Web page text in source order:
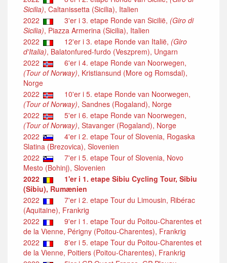
Sicilia), Caltanissetta (Sicilia), Italien
2022
3'er i 3. etape Ronde van Sicilië, (Giro di
Sicilia), Piazza Armerina (Sicilia), Italien
2022
12'er i 3. etape Ronde van Italië, (Giro
d'Italia), Balatonfured-furdo (Veszprem), Ungarn
2022
6'er i 4. etape Ronde van Noorwegen,
(Tour of Norway), Kristiansund (More og Romsdal),
Norge
2022
10'er i 5. etape Ronde van Noorwegen,
(Tour of Norway), Sandnes (Rogaland), Norge
2022
5'er i 6. etape Ronde van Noorwegen,
(Tour of Norway), Stavanger (Rogaland), Norge
2022
4'er i 2. etape Tour of Slovenia, Rogaska
Slatina (Brezovica), Slovenien
2022
7'er i 5. etape Tour of Slovenia, Novo
Mesto (Bohinj), Slovenien
2022
1'er i 1. etape Sibiu Cycling Tour, Sibiu
(Sibiu), Rumænien
2022
7'er i 2. etape Tour du Limousin, Ribérac
(Aquitaine), Frankrig
2022
9'er i 1. etape Tour du Poitou-Charentes et
de la Vienne, Périgny (Poitou-Charentes), Frankrig
2022
8'er i 5. etape Tour du Poitou-Charentes et
de la Vienne, Poitiers (Poitou-Charentes), Frankrig